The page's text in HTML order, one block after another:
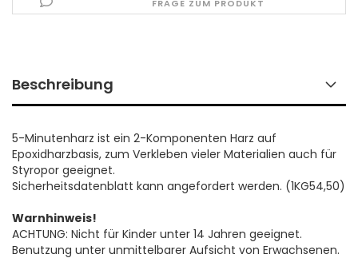
FRAGE ZUM PRODUKT
Beschreibung
5-Minutenharz ist ein 2-Komponenten Harz auf
Epoxidharzbasis, zum Verkleben vieler Materialien auch für
Styropor geeignet.
Sicherheitsdatenblatt kann angefordert werden. (1KG54,50)
Warnhinweis!
ACHTUNG: Nicht für Kinder unter 14 Jahren geeignet.
Benutzung unter unmittelbarer Aufsicht von Erwachsenen.